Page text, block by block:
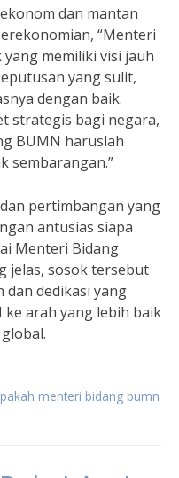
dan mantan
“Menteri
memiliki visi jauh
yang sulit,
dengan baik.
strategis bagi negara,
BUMN haruslah
sembarangan.”
pertimbangan yang
antusias siapa
Menteri Bidang
jelas, sosok tersebut
dan dedikasi yang
arah yang lebih baik
menteri bidang bumn